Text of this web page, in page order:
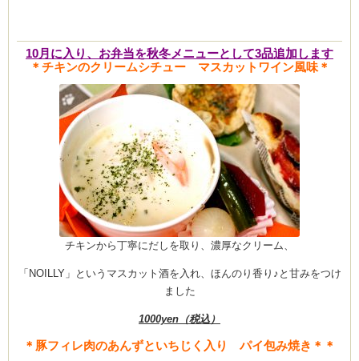
室・テイクアウト
10月に入り、お弁当を秋冬メニューとして3品追加します
＊チキンのクリームシチュー マスカットワイン風味＊
チキンから丁寧にだしを取り、濃厚なクリーム、
「NOILLY」というマスカット酒を入れ、ほんのり香り♪と甘みをつけ
ました
1000yen（税込）
＊豚フィレ肉のあんずといちじく入り パイ包み焼き＊＊